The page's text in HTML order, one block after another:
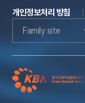
개인정보처리 방침
Family site